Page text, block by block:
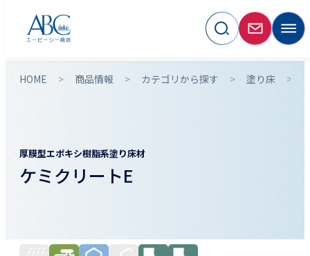
HOME 商品情報 カテゴリから探す 塗り床
厚膜型エポキシ樹脂系塗り床材
ケミクリートE